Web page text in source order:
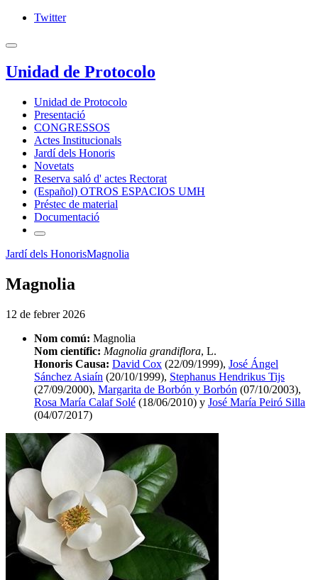
Twitter
Unidad de Protocolo
Unidad de Protocolo
Presentació
CONGRESSOS
Actes Institucionals
Jardí dels Honoris
Novetats
Reserva saló d' actes Rectorat
(Español) OTROS ESPACIOS UMH
Préstec de material
Documentació
Jardí dels HonorisMagnolia
Magnolia
12 de febrer 2026
Nom comú: Magnolia
Nom científic: Magnolia grandiflora, L.
Honoris Causa: David Cox (22/09/1999), José Ángel
Sánchez Asiaín (20/10/1999), Stephanus Hendrikus Tijs
(27/09/2000), Margarita de Borbón y Borbón (07/10/2003),
Rosa María Calaf Solé (18/06/2010) y José María Peiró Silla
(04/07/2017)